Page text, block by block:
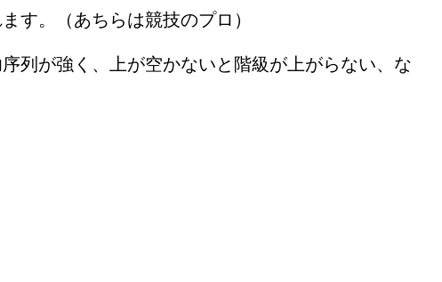
す。（あちらは競技のプロ）
列が強く、上が空かないと階級が上がらない、な